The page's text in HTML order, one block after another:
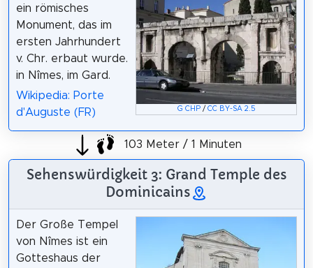
G CHP/ CC BY-SA 2.5
ein römisches
Monument, das im
ersten Jahrhundert
v. Chr. erbaut wurde.
in Nîmes, im Gard.
Wikipedia: Porte
d'Auguste (FR)
103 Meter / 1 Minuten
Sehenswürdigkeit 3: Grand Temple des
Dominicains
Der Große Tempel
von Nîmes ist ein
Gotteshaus der